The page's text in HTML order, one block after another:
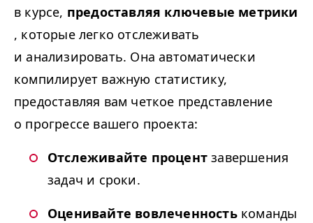
в курсе, предоставляя ключевые метрики
, которые легко отслеживать
и анализировать. Она автоматически
компилирует важную статистику,
предоставляя вам четкое представление
о прогрессе вашего проекта:
Отслеживайте процент завершения
задач и сроки.
Оценивайте вовлеченностькоманды